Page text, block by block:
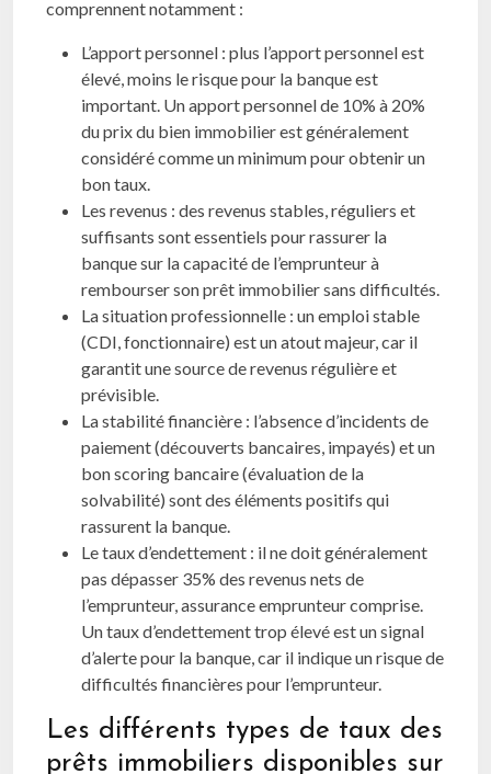
comprennent notamment :
L’apport personnel : plus l’apport personnel est
élevé, moins le risque pour la banque est
important. Un apport personnel de 10% à 20%
du prix du bien immobilier est généralement
considéré comme un minimum pour obtenir un
bon taux.
Les revenus : des revenus stables, réguliers et
suffisants sont essentiels pour rassurer la
banque sur la capacité de l’emprunteur à
rembourser son prêt immobilier sans difficultés.
La situation professionnelle : un emploi stable
(CDI, fonctionnaire) est un atout majeur, car il
garantit une source de revenus régulière et
prévisible.
La stabilité financière : l’absence d’incidents de
paiement (découverts bancaires, impayés) et un
bon scoring bancaire (évaluation de la
solvabilité) sont des éléments positifs qui
rassurent la banque.
Le taux d’endettement : il ne doit généralement
pas dépasser 35% des revenus nets de
l’emprunteur, assurance emprunteur comprise.
Un taux d’endettement trop élevé est un signal
d’alerte pour la banque, car il indique un risque de
difficultés financières pour l’emprunteur.
Les différents types de taux des
prêts immobiliers disponibles sur